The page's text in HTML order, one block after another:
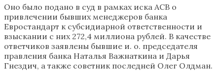
Оно было подано в суд в рамках иска АСВ о
привлечении бывших менеджеров банка
Евростандарт к субсидиарной ответственности и
взыскании с них 272,4 миллиона рублей. В качестве
ответчиков заявлены бывшие и. о. председателя
правления банка Наталья Важнаткина и Дарья
Гнездич, а также советник последней Олег Олдман.